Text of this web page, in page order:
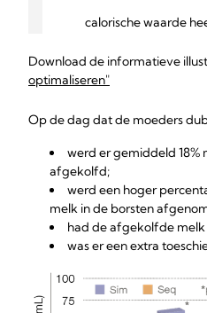
calorische waarde
Download de informatieve
optimaliseren"
Op de dag dat de moeders
werd er gemiddeld 18%
afgekolfd;
werd een hoger
melk in de borsten
had de afgekolfde
was er een extra